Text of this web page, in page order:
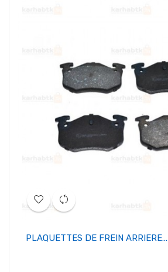
PLAQUETTES DE FREIN ARRIERE...